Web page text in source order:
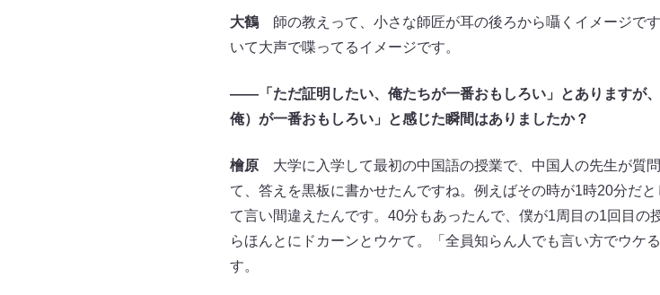
大鶴師の教えって、小さな師匠が耳の後ろから囁くイメージで
いて大声で喋ってるイメージです。
――「ただ証明したい、俺たちが一番おもしろい」とありますが
俺）が一番おもしろい」と感じた瞬間はありましたか？
檜原大学に入学して最初の中国語の授業で、中国人の先生が質
て、答えを黒板に書かせたんですね。例えばその時が1時20分だ
て言い間違えたんです。40分もあったんで、僕が1周目の1回目の
らほんとにドカーンとウケて。「全員知らん人でも言い方でウケ
す。